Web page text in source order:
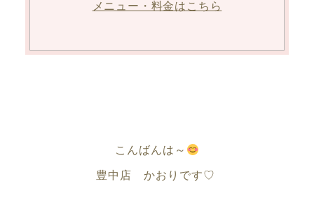
メニュー・料金はこちら
こんばんは～
豊中店 かおりです♡